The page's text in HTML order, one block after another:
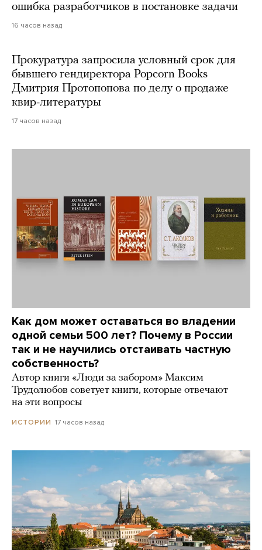
ошибка разработчиков в постановке задачи
16 часов назад
Прокуратура запросила условный срок для
бывшего гендиректора Popcorn Books
Дмитрия Протопопова по делу о продаже
квир-литературы
17 часов назад
Как дом может оставаться во владении
одной семьи 500 лет? Почему в России
так и не научились отстаивать частную
собственность?
Автор книги «Люди за забором» Максим
Трудолюбов советует книги, которые отвечают
на эти вопросы
ИСТОРИИ 17 часов назад